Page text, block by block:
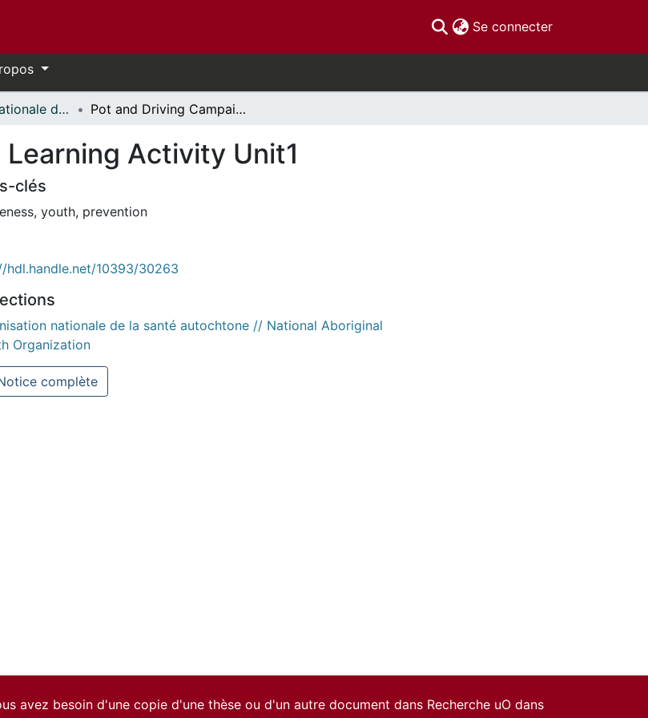
Se connecter(current)
Organisation nationale de la santé autochtone // National Aboriginal Health Organization Pot and Driving Campaign Learning Activity Unit1
Activity Unit1
clés
, youth, prevention
hdl.handle.net/10393/30263
nationale de la santé autochtone // National Aboriginal
Organization
complète
avez besoin d'une copie d'une thèse ou d'un autre document dans Recherche uO dans